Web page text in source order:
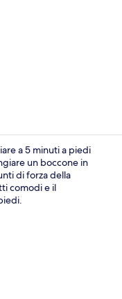
a 5 minuti a piedi
un boccone in
di forza della
comodi e il